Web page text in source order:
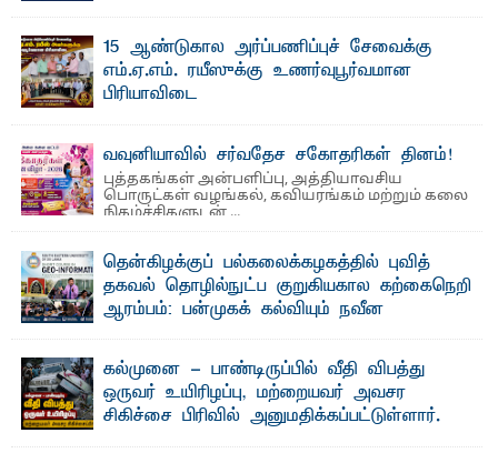
ஜே. எப். காமிலா பேகம்- இ லங்கை அரசாங்கம் அரசுசாரா
அமைப்புகள் (NGO) தொடர்பான புதிய சட்டமூலத்தை ...
15 ஆண்டுகால அர்ப்பணிப்புச் சேவைக்கு
எம்.ஏ.எம். ரயீஸுக்கு உணர்வுபூர்வமான
பிரியாவிடை
வவுனியாவில் சர்வதேச சகோதரிகள் தினம்!
புத்தகங்கள் அன்பளிப்பு, அத்தியாவசிய
பொருட்கள் வழங்கல், கவியரங்கம் மற்றும் கலை
நிகழ்ச்சிகளுடன் ...
தென்கிழக்குப் பல்கலைக்கழகத்தில் புவித்
தகவல் தொழில்நுட்ப குறுகியகால கற்கைநெறி
ஆரம்பம்: பன்முகக் கல்வியும் நவீன
பேராசிரியர் எம். எம். பாஸில்
தெ ன்கிழக்குப் பல்கலைக்கழகத்தின் கலை மற்றும் கலாசார
பீடத்தின் புவியியல் துறையினால் ...
கல்முனை - பாண்டிருப்பில் வீதி விபத்து
ஒருவர் உயிரிழப்பு, மற்றையவர் அவசர
சிகிச்சை பிரிவில் அனுமதிக்கப்பட்டுள்ளார்.